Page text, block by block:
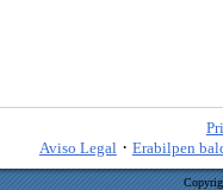
Aviso Legal · Erabilpen